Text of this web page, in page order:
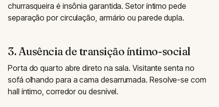
churrasqueira é insônia garantida. Setor íntimo pede
separação por circulação, armário ou parede dupla.
3. Ausência de transição íntimo-social
Porta do quarto abre direto na sala. Visitante senta no
sofá olhando para a cama desarrumada. Resolve-se com
hall íntimo, corredor ou desnível.